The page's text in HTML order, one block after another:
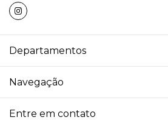
Departamentos
Navegação
Entre em contato